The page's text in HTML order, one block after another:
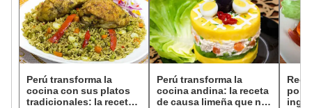
Perú transforma la
cocina con sus platos
tradicionales: la receta
Perú transforma la
cocina andina: la receta
de causa limeña que no